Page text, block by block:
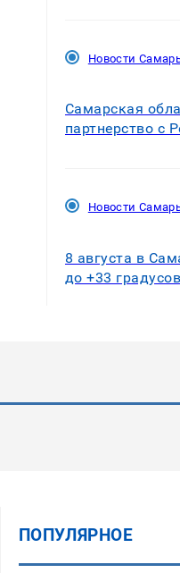
Новости
Самарская
партнерство с
Новости
8 августа в
до +33 градусов
ПОПУЛЯРНОЕ